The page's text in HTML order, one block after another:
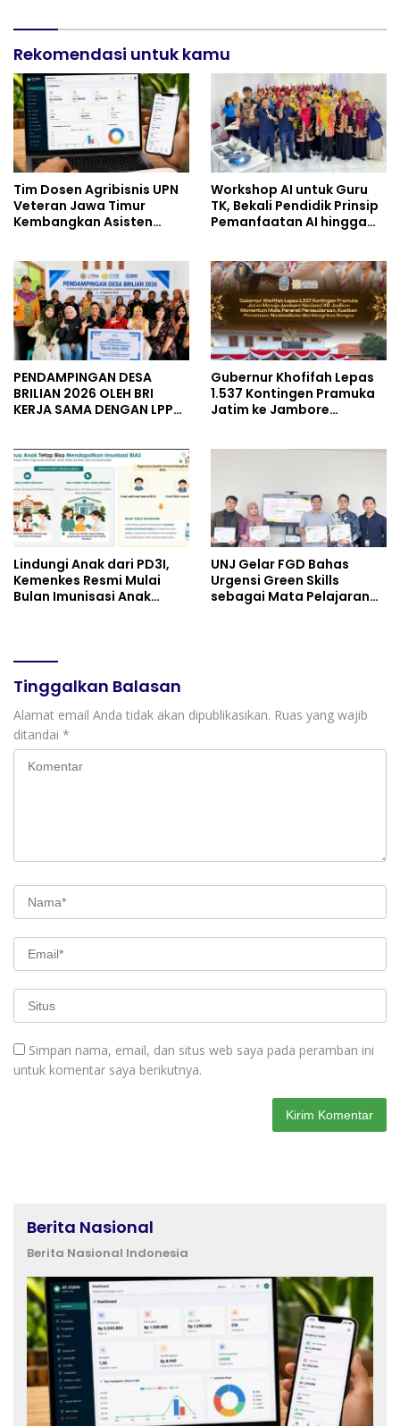
Rekomendasi untuk kamu
Tim Dosen Agribisnis UPN
Veteran Jawa Timur
Kembangkan Asisten
UMKM
Workshop AI untuk Guru
TK, Bekali Pendidik Prinsip
Pemanfaatan AI hingga
PENDAMPINGAN DESA
BRILIAN 2026 OLEH BRI
KERJA SAMA DENGAN LPPM
Gubernur Khofifah Lepas
1.537 Kontingen Pramuka
Jatim ke Jambore
Perkuat Persatuan dan
Lindungi Anak dari PD3I,
Kemenkes Resmi Mulai
Bulan Imunisasi Anak
UNJ Gelar FGD Bahas
Urgensi Green Skills
sebagai Mata Pelajaran
Tinggalkan Balasan
Alamat email Anda tidak akan dipublikasikan. Ruas yang wajib
ditandai *
Simpan nama, email, dan situs web saya pada peramban ini
untuk komentar saya berikutnya.
Berita Nasional
Berita Nasional Indonesia